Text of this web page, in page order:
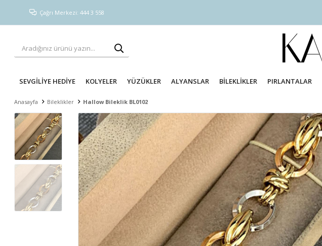
Çağrı Merkezi: 444 3 558
SEVGİLİYE HEDİYE KOLYELER YÜZÜKLER ALYANSLAR BİLEKLİKLER PIRLANTALAR
Anasayfa Bileklikler Hallow Bileklik BL0102